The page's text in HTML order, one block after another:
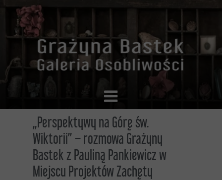
„Perspektywy na Górę św.
Wiktorii” – rozmowa Grażyny
Bastek z Pauliną Pankiewicz w
Miejscu Projektów Zachęty